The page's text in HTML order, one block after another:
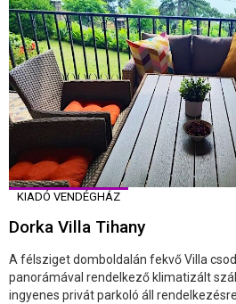
KIADÓ VENDÉGHÁZ
Dorka Villa Tihany
A félsziget domboldalán fekvő Villa
panorámával rendelkező klimatizált
ingyenes privát parkoló áll